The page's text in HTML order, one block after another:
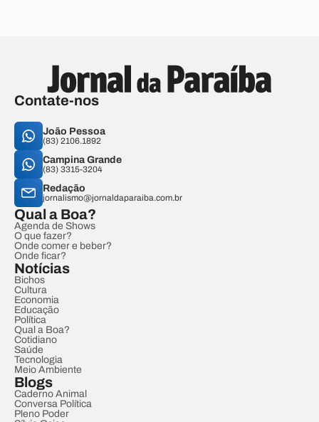
Contate-nos
João Pessoa
(83) 2106.1892
Campina Grande
(83) 3315-3204
Redação
jornalismo@jornaldaparaiba.com.br
Qual a Boa?
Agenda de Shows
O que fazer?
Onde comer e beber?
Onde ficar?
Notícias
Bichos
Cultura
Economia
Educação
Política
Qual a Boa?
Cotidiano
Saúde
Tecnologia
Meio Ambiente
Blogs
Caderno Animal
Conversa Política
Pleno Poder